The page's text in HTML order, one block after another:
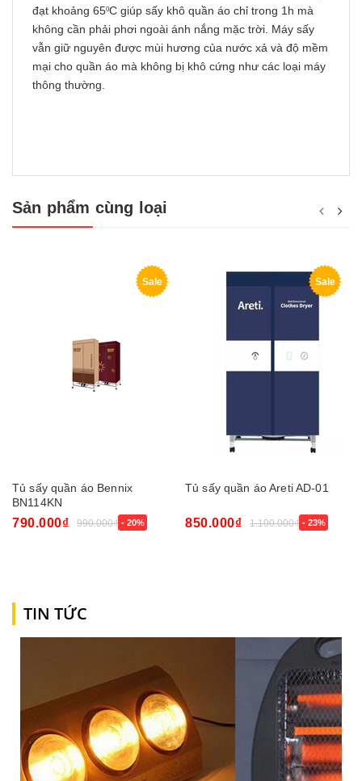
đạt khoảng 650C giúp sấy khô quần áo chỉ trong 1h mà
không cần phải phơi ngoài ánh nắng mặc trời. Máy sấy
vẫn giữ nguyên được mùi hương của nước xả và độ mềm
mại cho quần áo mà không bị khô cứng như các loại máy
thông thường.
Sản phẩm cùng loại
Sale
Tủ sấy quần áo Bennix
BN114KN
790.000₫ 990.000₫ - 20%
Sale
Tủ sấy quần áo Areti AD-01
850.000₫ 1.100.000₫ - 23%
TIN TỨC